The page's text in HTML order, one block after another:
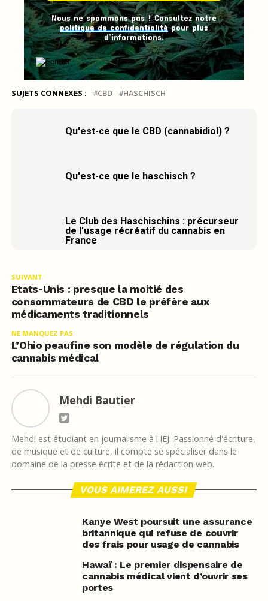
Nous ne spammons pas ! Consultez notre
politique de confidentialitépour plus
d’informations.
SUJETS CONNEXES : CBD HASCHISCH
Qu'est-ce que le CBD (cannabidiol) ?
Qu'est-ce que le haschisch ?
Le Club des Haschischins : précurseur
de l'usage récréatif du cannabis en
France
SUIVANT
Etats-Unis : presque la moitié des
consommateurs de CBD le préfère aux
médicaments traditionnels
NE MANQUEZ PAS
L’Ohio peaufine son modèle de régulation du
cannabis médical
Mehdi Bautier
Mehdi est étudiant en journalisme à l'IEJ. Passionné d'écriture,
de musique et de culture, il compte se spécialiser dans le
domaine de la presse écrite et de la rédaction web.
VOUS AIMEREZ AUSSI
Kanye West poursuit une assurance
britannique qui refuse de couvrir
des frais pour usage de cannabis
Hawaï : Le premier dispensaire de
cannabis médical vient d’ouvrir ses
portes